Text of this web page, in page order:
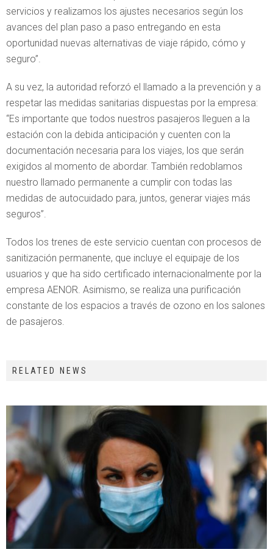
servicios y realizamos los ajustes necesarios según los
avances del plan paso a paso entregando en esta
oportunidad nuevas alternativas de viaje rápido, cómo y
seguro”.
A su vez, la autoridad reforzó el llamado a la prevención y a
respetar las medidas sanitarias dispuestas por la empresa:
“Es importante que todos nuestros pasajeros lleguen a la
estación con la debida anticipación y cuenten con la
documentación necesaria para los viajes, los que serán
exigidos al momento de abordar. También redoblamos
nuestro llamado permanente a cumplir con todas las
medidas de autocuidado para, juntos, generar viajes más
seguros”.
Todos los trenes de este servicio cuentan con procesos de
sanitización permanente, que incluye el equipaje de los
usuarios y que ha sido certificado internacionalmente por la
empresa AENOR. Asimismo, se realiza una purificación
constante de los espacios a través de ozono en los salones
de pasajeros.
RELATED NEWS